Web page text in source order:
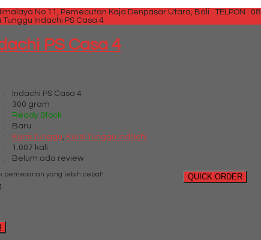
Himalaya No 11, Pemecutan Kaja Denpasar Utara, Bali . TELPON :
Tunggu Indachi PS Casa 4
PS Casa 4
:
Indachi PS Casa 4
:
300 gram
:
Ready Stock
:
Baru
: Kursi Tunggu Kursi Tunggu Indachi
:
1.007 kali
: Belum ada review
QUICK ORDER
pemesanan yang lebih cepat!